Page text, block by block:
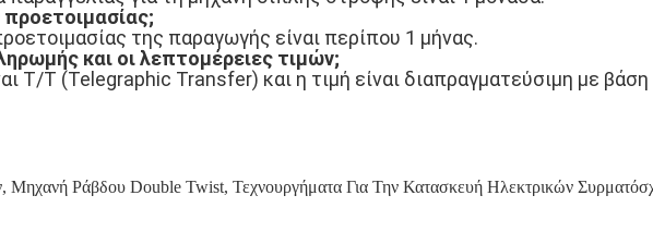
προετοιμασίας;
της παραγωγής είναι περίπου 1 μήνας.
και οι λεπτομέρειες τιμών;
T/T (Telegraphic Transfer) και η τιμή είναι διαπραγματεύσιμη με
, Μηχανή Ράβδου Double Twist, Τεχνουργήματα Για Την Κατασκευή Ηλεκτρικών